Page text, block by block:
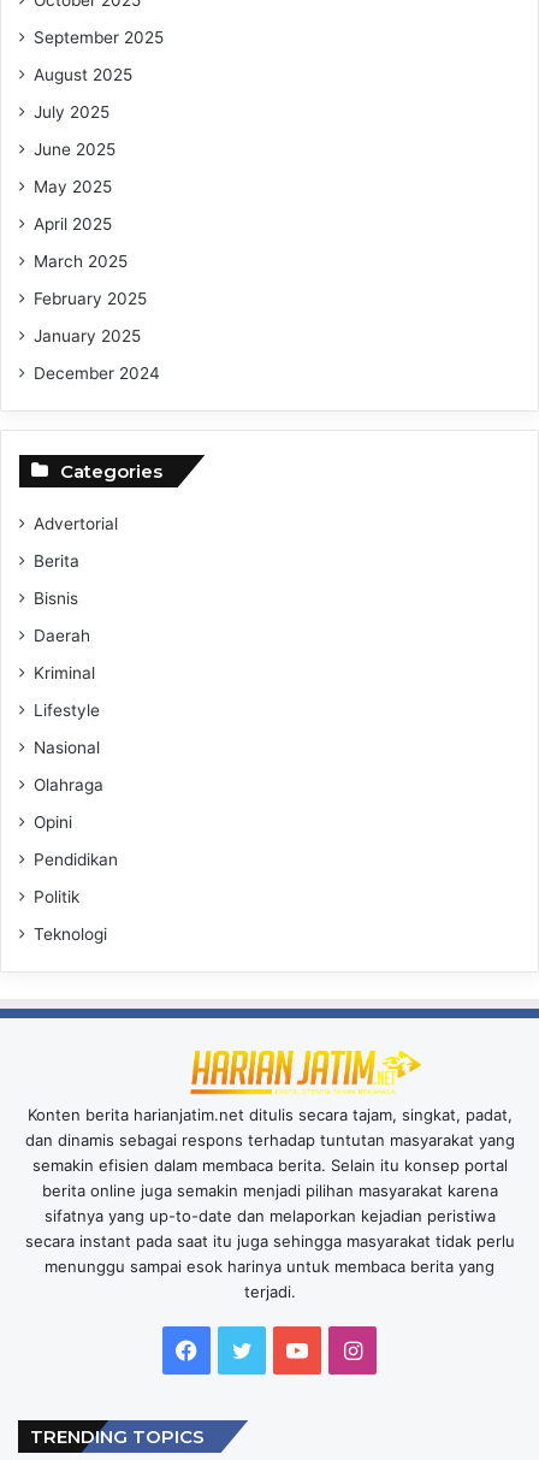
September 2025
August 2025
July 2025
June 2025
May 2025
April 2025
March 2025
February 2025
January 2025
December 2024
Categories
Advertorial
Berita
Bisnis
Daerah
Kriminal
Lifestyle
Nasional
Olahraga
Opini
Pendidikan
Politik
Teknologi
Konten berita harianjatim.net ditulis secara tajam, singkat, padat,
dan dinamis sebagai respons terhadap tuntutan masyarakat yang
semakin efisien dalam membaca berita. Selain itu konsep portal
berita online juga semakin menjadi pilihan masyarakat karena
sifatnya yang up-to-date dan melaporkan kejadian peristiwa
secara instant pada saat itu juga sehingga masyarakat tidak perlu
menunggu sampai esok harinya untuk membaca berita yang
terjadi.
Facebook
TwitterYouTubeInstagram
TRENDING TOPICS